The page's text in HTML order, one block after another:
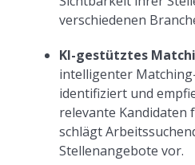
verschiedenen
KI-gestütztes
intelligenter
identifiziert und
relevante Kandidaten
schlägt
Stellenangebote vor.